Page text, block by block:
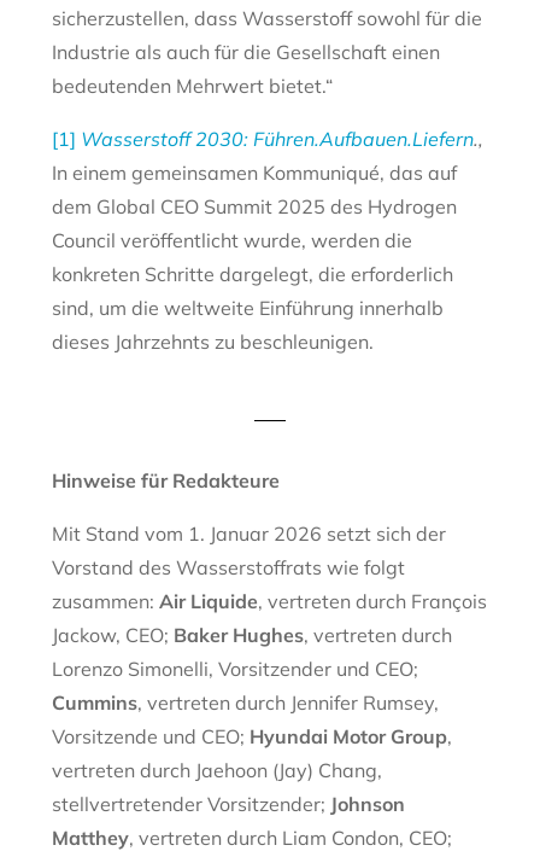
sicherzustellen, dass Wasserstoff sowohl für die
Industrie als auch für die Gesellschaft einen
bedeutenden Mehrwert bietet.“
[1] Wasserstoff 2030: Führen.Aufbauen.Liefern.,
In einem gemeinsamen Kommuniqué, das auf
dem Global CEO Summit 2025 des Hydrogen
Council veröffentlicht wurde, werden die
konkreten Schritte dargelegt, die erforderlich
sind, um die weltweite Einführung innerhalb
dieses Jahrzehnts zu beschleunigen.
Hinweise für Redakteure
Mit Stand vom 1. Januar 2026 setzt sich der
Vorstand des Wasserstoffrats wie folgt
zusammen: Air Liquide, vertreten durch François
Jackow, CEO; Baker Hughes, vertreten durch
Lorenzo Simonelli, Vorsitzender und CEO;
Cummins, vertreten durch Jennifer Rumsey,
Vorsitzende und CEO; Hyundai Motor Group,
vertreten durch Jaehoon (Jay) Chang,
stellvertretender Vorsitzender; Johnson
Matthey, vertreten durch Liam Condon, CEO;